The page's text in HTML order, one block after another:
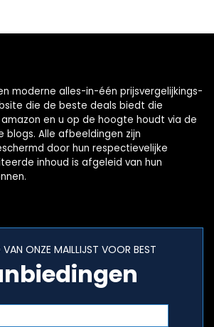
moderne alles-in-één prijsvergelijkings-
die de beste deals biedt die
en u op de hoogte houdt via de
Alle afbeeldingen zijn
door hun respectievelijke
inhoud is afgeleid van hun
ONZE MAILLIJST VOOR BEST